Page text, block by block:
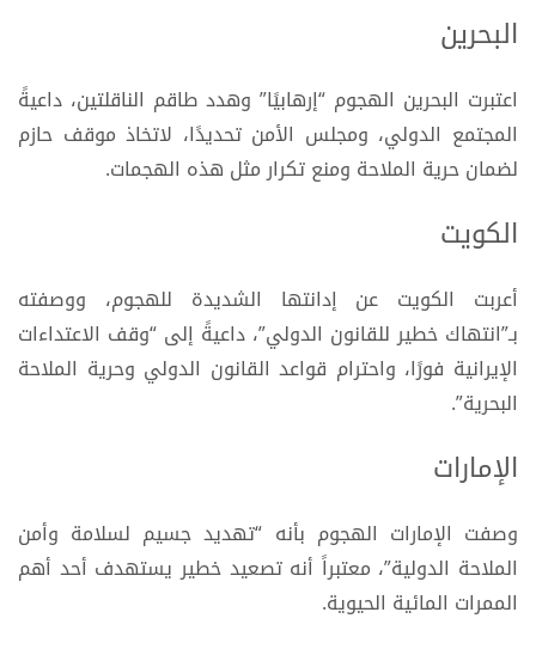
البحرين
اعتبرت البحرين الهجوم “إرهابيًا” وهدد طاقم الناقلتين، داعيةً
المجتمع الدولي، ومجلس الأمن تحديدًا، لاتخاذ موقف حازم
لضمان حرية الملاحة ومنع تكرار مثل هذه الهجمات.
الكويت
أعربت الكويت عن إدانتها الشديدة للهجوم، ووصفته
بـ”انتهاك خطير للقانون الدولي”، داعيةً إلى “وقف الاعتداءات
الإيرانية فورًا، واحترام قواعد القانون الدولي وحرية الملاحة
البحرية”.
الإمارات
وصفت الإمارات الهجوم بأنه “تهديد جسيم لسلامة وأمن
الملاحة الدولية”، معتبراً أنه تصعيد خطير يستهدف أحد أهم
الممرات المائية الحيوية.